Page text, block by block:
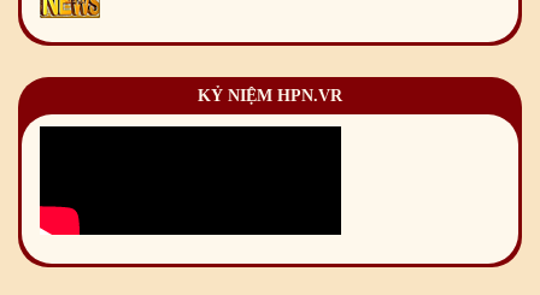
KỶ NIỆM HPN.VR